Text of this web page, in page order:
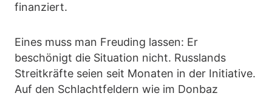
finanziert.
Eines muss man Freuding lassen: Er
beschönigt die Situation nicht. Russlands
Streitkräfte seien seit Monaten in der Initiative.
Auf den Schlachtfeldern wie im Donbaz